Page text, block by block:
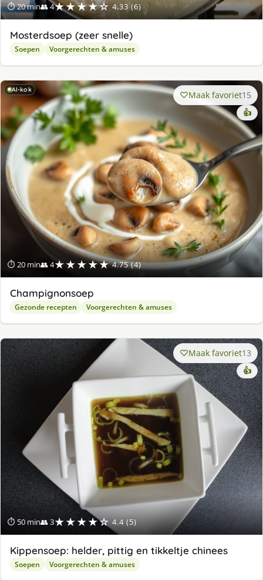
⏱ 20 min👥 4★★★★☆ 4.33 (6)
Mosterdsoep (zeer snelle)
Soepen Voorgerechten & amuses
AI-kok
⏱ 20 min👥 4★★★★★ 4.75 (4)
Maak favoriet15
👍
Champignonsoep
Gezonde recepten Voorgerechten & amuses
⏱ 50 min👥 3★★★★☆ 4.4 (5)
Maak favoriet13
👍
Kippensoep: helder, pittig en tikkeltje chinees
Soepen Voorgerechten & amuses